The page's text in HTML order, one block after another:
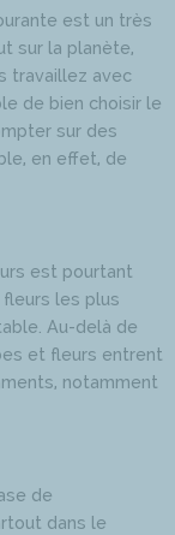
est un très
sur la planète,
travaillez avec
de bien choisir le
sur des
en effet, de
est pourtant
les plus
Au-delà de
et fleurs entrent
notamment
de
dans le